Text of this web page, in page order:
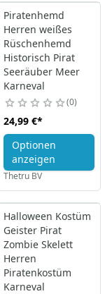
Piratenhemd
Herren weißes
Rüschenhemd
Historisch Pirat
Seeräuber Meer
Karneval
0
24,99 €*
Optionen
anzeigen
Thetru BV
Halloween Kostüm
Geister Pirat
Zombie Skelett
Herren
Piratenkostüm
Karneval